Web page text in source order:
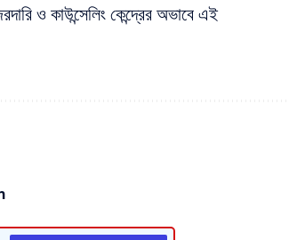
ও কাউন্সেলিং কেন্দ্রের অভাবে এই